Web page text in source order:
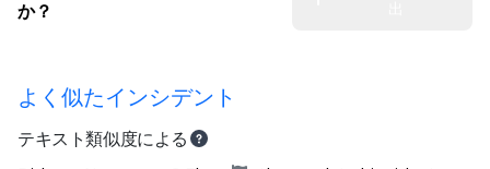
か？
よく似たインシデント
テキスト類似度による